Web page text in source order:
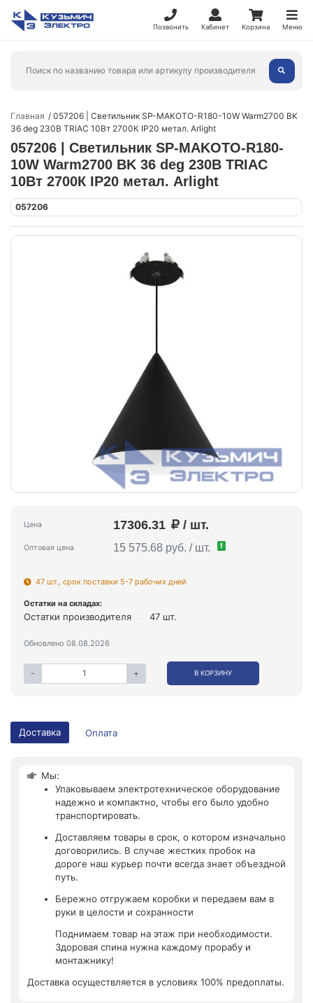
Позвонить Кабинет Корзина Меню
Главная
057206 | Светильник SP-MAKOTO-R180-10W Warm2700 BK
36 deg 230В TRIAC 10Вт 2700К IP20 метал. Arlight
057206 | Светильник SP-MAKOTO-R180-
10W Warm2700 BK 36 deg 230В TRIAC
10Вт 2700К IP20 метал. Arlight
057206
Цена 17306.31 / шт.
Оптовая цена 15 575.68 руб. / шт. !
47 шт., срок поставки 5-7 рабочих дней
Остатки на складах:
Остатки производителя 47 шт.
Обновлено 08.08.2026
- + В КОРЗИНУ
Доставка Оплата
Мы:
Упаковываем электротехническое оборудование
надежно и компактно, чтобы его было удобно
транспортировать.
Доставляем товары в срок, о котором изначально
договорились. В случае жестких пробок на
дороге наш курьер почти всегда знает объездной
путь.
Бережно отгружаем коробки и передаем вам в
руки в целости и сохранности
Поднимаем товар на этаж при необходимости.
Здоровая спина нужна каждому прорабу и
монтажнику!
Доставка осуществляется в условиях 100% предоплаты.